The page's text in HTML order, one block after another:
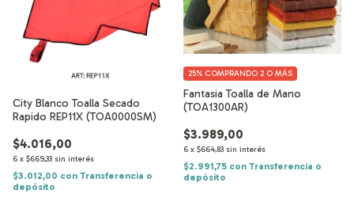
City Blanco Toalla Secado
Rapido REP11X (TOA0000SM)
$4.016,00
6 x $669,33 sin interés
$3.012,00 con Transferencia o
depósito
Fantasia Toalla de Mano
(TOA1300AR)
$3.989,00
6 x $664,83 sin interés
25% COMPRANDO 2 O MÁS
$2.991,75 con Transferencia o
depósito